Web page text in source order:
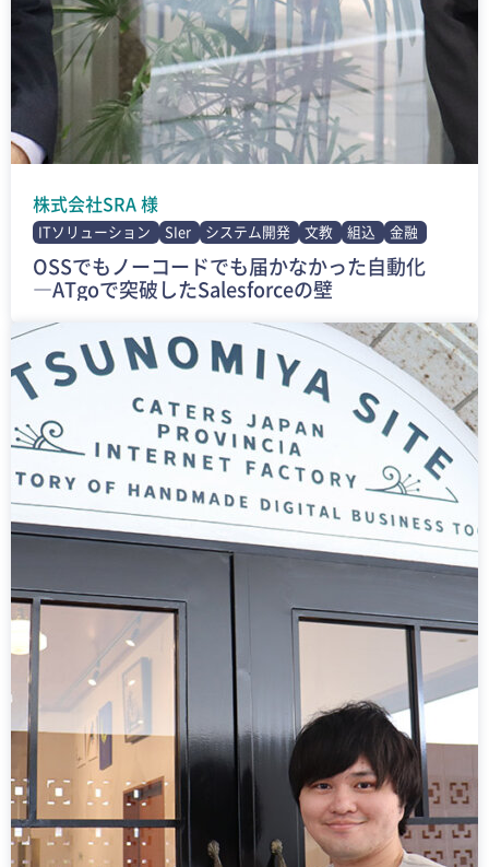
株式会社SRA 様
ITソリューション SIer システム開発 文教 組込 金融
OSSでもノーコードでも届かなかった自動化
―ATgoで突破したSalesforceの壁